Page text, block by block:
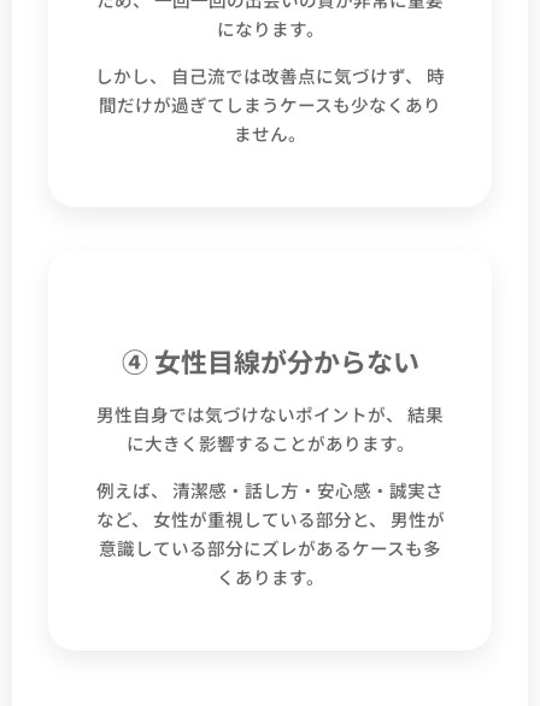
になります。
しかし、 自己流では改善点に気づけず、 時
間だけが過ぎてしまうケースも少なくあり
ません。
④ 女性目線が分からない
男性自身では気づけないポイントが、 結果
に大きく影響することがあります。
例えば、 清潔感・話し方・安心感・誠実さ
など、 女性が重視している部分と、 男性が
意識している部分にズレがあるケースも多
くあります。